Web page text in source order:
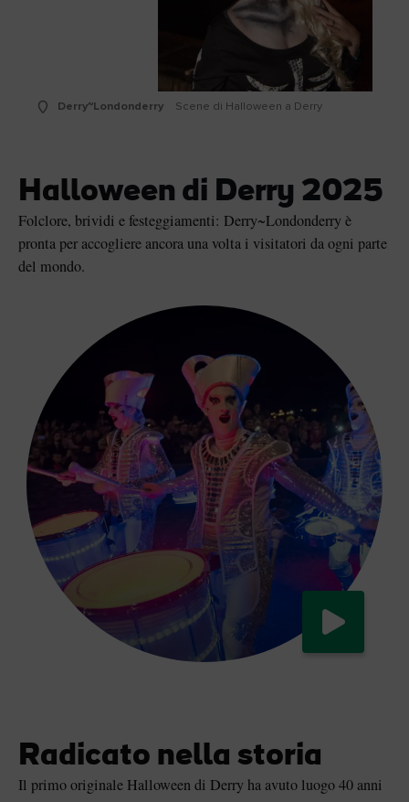
Derry~Londonderry Scene di Halloween a Derry
Halloween di Derry 2025
Folclore, brividi e festeggiamenti: Derry~Londonderry è
pronta per accogliere ancora una volta i visitatori da ogni parte
del mondo.
Radicato nella storia
Il primo originale Halloween di Derry ha avuto luogo 40 anni